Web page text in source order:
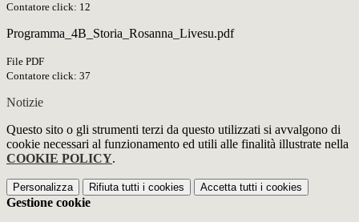
Contatore click: 12
Programma_4B_Storia_Rosanna_Livesu.pdf
File PDF
Contatore click: 37
Notizie
Questo sito o gli strumenti terzi da questo utilizzati si avvalgono di
cookie necessari al funzionamento ed utili alle finalità illustrate nella
COOKIE POLICY.
Personalizza Rifiuta tutti i cookies Accetta tutti i cookies
Gestione cookie